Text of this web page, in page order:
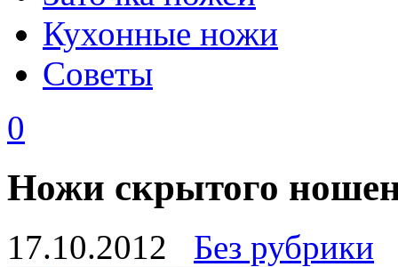
Кухонные ножи
Советы
0
Ножи скрытого
17.10.2012 Без рубрики